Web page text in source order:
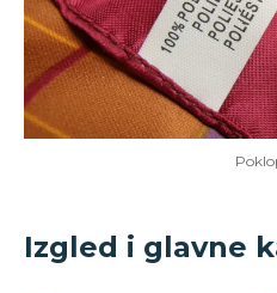
Izgled i glavne